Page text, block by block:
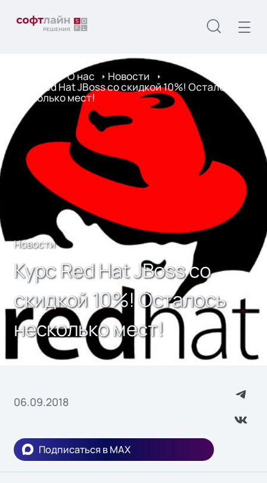
О нас Новости
Курс Red Hat JBoss со скидкой 10%! Осталось
несколько мест!
Новости
Курс Red Hat JBoss со
скидкой 10%! Осталось
несколько мест!
06.09.2018
Подписаться в MAX